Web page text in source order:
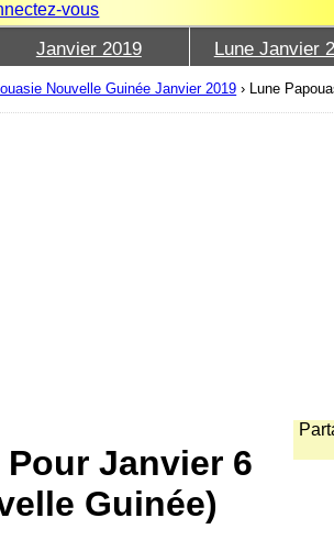
vous
Janvier 2019 Lune Janvier
Nouvelle Guinée Janvier 2019 › Lune
Janvier 6
Guinée)